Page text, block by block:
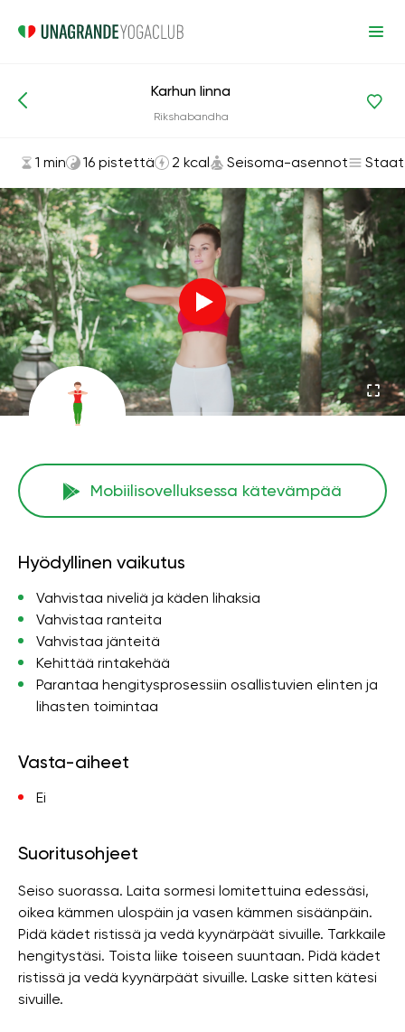
Asanat ja harjoitukset Seisoma-asennot
Karhun linna
Rikshabandha
1 min 16 pistettä 2 kcal Seisoma-asennot
Mobiilisovelluksessa kätevämpää
Hyödyllinen vaikutus
Vahvistaa niveliä ja käden lihaksia
Vahvistaa ranteita
Vahvistaa jänteitä
Kehittää rintakehää
Parantaa hengitysprosessiin osallistuvien elinten ja
lihasten toimintaa
Vasta-aiheet
Ei
Suoritusohjeet
Seiso suorassa. Laita sormesi lomitettuina edessäsi,
oikea kämmen ulospäin ja vasen kämmen sisäänpäin.
Pidä kädet ristissä ja vedä kyynärpäät sivuille. Tarkkaile
hengitystäsi. Toista liike toiseen suuntaan. Pidä kädet
ristissä ja vedä kyynärpäät sivuille. Laske sitten kätesi
sivuille.